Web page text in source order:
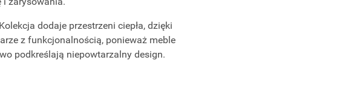
dodaje przestrzeni ciepła, dzięki
z funkcjonalnością, ponieważ meble
podkreślają niepowtarzalny design.